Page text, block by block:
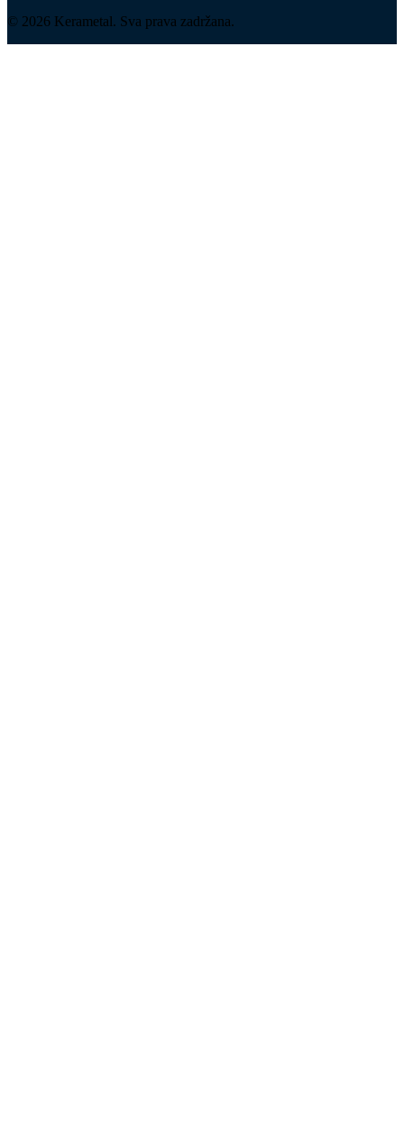
© 2026 Kerametal. Sva prava zadržana.